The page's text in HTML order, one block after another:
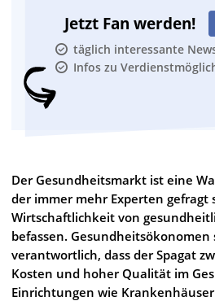
Jetzt Fan werden!
täglich interessante
Infos zu
Der Gesundheitsmarkt ist eine
der immer mehr Experten gefragt
Wirtschaftlichkeit von
befassen. Gesundheitsökonomen
verantwortlich, dass der Spagat
Kosten und hoher Qualität im
Einrichtungen wie